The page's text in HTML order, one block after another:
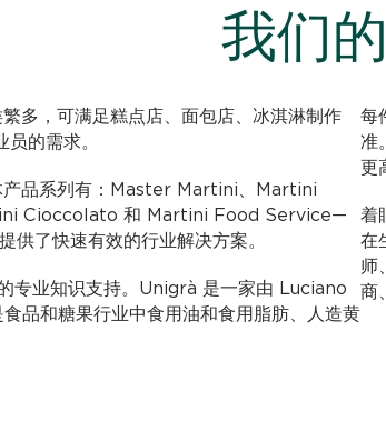
我们
多，可满足糕点店、面包店、冰淇淋制作
的需求。
品系列有：Master Martini、Martini
Cioccolato 和 Martini Food Service—
供了快速有效的行业解决方案。
专业知识支持。Unigrà 是一家由 Luciano
品和糖果行业中食用油和食用脂肪、人造黄
每
准
更
着
在
师
商